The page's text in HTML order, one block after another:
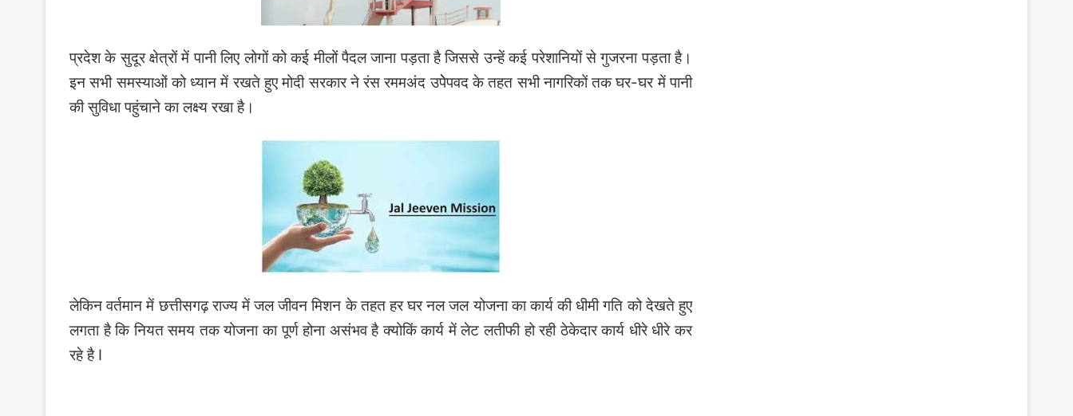
प्रदेश के सुदूर क्षेत्रों में पानी लिए लोगों को कई मीलों पैदल जाना पड़ता है जिससे उन्हें कई परेशानियों से गुजरना पड़ता है।
इन सभी समस्याओं को ध्यान में रखते हुए मोदी सरकार ने रंस रममअंद उपेेपवद के तहत सभी नागरिकों तक घर-घर में पानी
की सुविधा पहुंचाने का लक्ष्य रखा है।
लेकिन वर्तमान में छत्तीसगढ़ राज्य में जल जीवन मिशन के तहत हर घर नल जल योजना का कार्य की धीमी गति को देखते हुए
लगता है कि नियत समय तक योजना का पूर्ण होना असंभव है क्योकिं कार्य में लेट लतीफी हो रही ठेकेदार कार्य धीरे धीरे कर
रहे है I